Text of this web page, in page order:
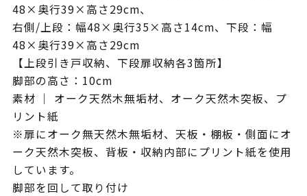
48×奥行39×高さ29cm、
右側/上段：幅48×奥行35×高さ14cm、下段：幅
48×奥行39×高さ29cm
【上段引き戸収納、下段扉収納各3箇所】
脚部の高さ：10cm
素材 ｜ オーク天然木無垢材、オーク天然木突板、プ
リント紙
※扉にオーク無天然木無垢材、天板・棚板・側面にオ
ーク天然木突板、背板・収納内部にプリント紙を使用
しています。
脚部を回して取り付け